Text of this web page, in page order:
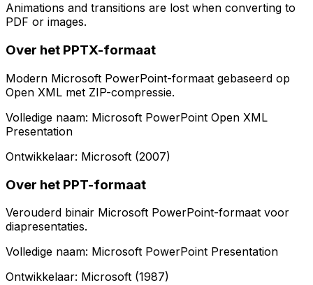
Animations and transitions are lost when converting to
PDF or images.
Over het PPTX-formaat
Modern Microsoft PowerPoint-formaat gebaseerd op
Open XML met ZIP-compressie.
Volledige naam: Microsoft PowerPoint Open XML
Presentation
Ontwikkelaar: Microsoft (2007)
Over het PPT-formaat
Verouderd binair Microsoft PowerPoint-formaat voor
diapresentaties.
Volledige naam: Microsoft PowerPoint Presentation
Ontwikkelaar: Microsoft (1987)